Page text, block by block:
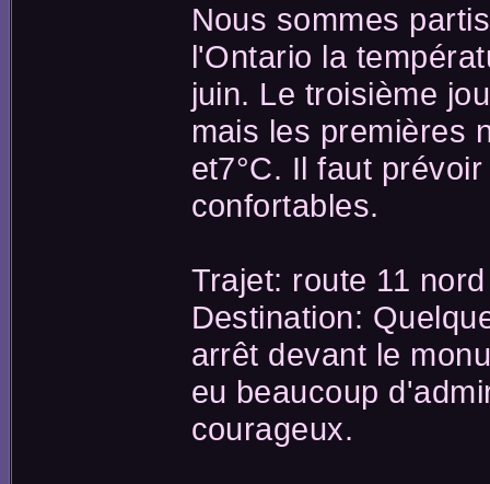
Nous sommes
l'Ontario la
juin. Le troisième
mais les premières
et7°C. Il faut
confortables.
Trajet: route 11 nord
Destination:
arrêt devant le
eu beaucoup
courageux.